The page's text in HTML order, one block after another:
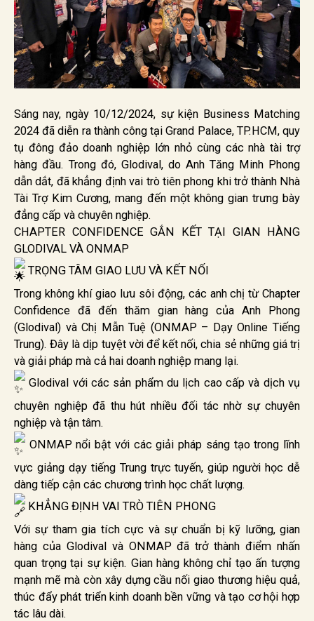
Sáng nay, ngày 10/12/2024, sự kiện Business Matching
2024 đã diễn ra thành công tại Grand Palace, TP.HCM, quy
tụ đông đảo doanh nghiệp lớn nhỏ cùng các nhà tài trợ
hàng đầu. Trong đó, Glodival, do Anh Tăng Minh Phong
dẫn dắt, đã khẳng định vai trò tiên phong khi trở thành Nhà
Tài Trợ Kim Cương, mang đến một không gian trưng bày
đẳng cấp và chuyên nghiệp.
CHAPTER CONFIDENCE GẮN KẾT TẠI GIAN HÀNG
GLODIVAL VÀ ONMAP
TRỌNG TÂM GIAO LƯU VÀ KẾT NỐI
Trong không khí giao lưu sôi động, các anh chị từ Chapter
Confidence đã đến thăm gian hàng của Anh Phong
(Glodival) và Chị Mẫn Tuệ (ONMAP – Dạy Online Tiếng
Trung). Đây là dịp tuyệt vời để kết nối, chia sẻ những giá trị
và giải pháp mà cả hai doanh nghiệp mang lại.
Glodival với các sản phẩm du lịch cao cấp và dịch vụ
chuyên nghiệp đã thu hút nhiều đối tác nhờ sự chuyên
nghiệp và tận tâm.
ONMAP nổi bật với các giải pháp sáng tạo trong lĩnh
vực giảng dạy tiếng Trung trực tuyến, giúp người học dễ
dàng tiếp cận các chương trình học chất lượng.
KHẲNG ĐỊNH VAI TRÒ TIÊN PHONG
Với sự tham gia tích cực và sự chuẩn bị kỹ lưỡng, gian
hàng của Glodival và ONMAP đã trở thành điểm nhấn
quan trọng tại sự kiện. Gian hàng không chỉ tạo ấn tượng
mạnh mẽ mà còn xây dựng cầu nối giao thương hiệu quả,
thúc đẩy phát triển kinh doanh bền vững và tạo cơ hội hợp
tác lâu dài.